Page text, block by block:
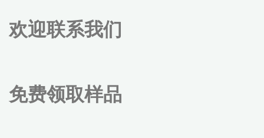
欢迎联系我们
免费领取样品